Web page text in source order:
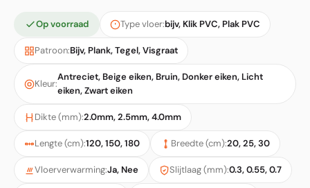
Op voorraad Type vloer:bijv, Klik PVC, Plak PVC
Patroon:Bijv, Plank, Tegel, Visgraat
Kleur:
Antreciet, Beige eiken, Bruin, Donker eiken, Licht
eiken, Zwart eiken
Dikte (mm):2.0mm, 2.5mm, 4.0mm
Lengte (cm):120, 150, 180 Breedte (cm):20, 25, 30
Vloerverwarming:Ja, Nee Slijtlaag (mm):0.3, 0.55, 0.7